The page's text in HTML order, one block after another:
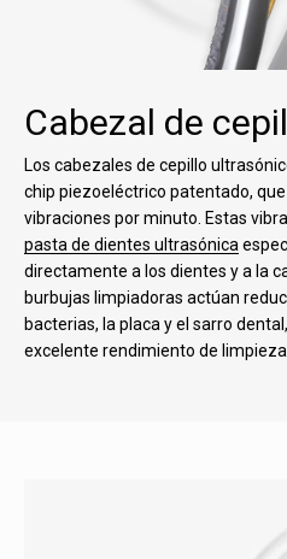
Cabezal de
Los cabezales de cepillo
chip piezoeléctrico patentado,
vibraciones por minuto. Estas
pasta de dientes ultrasónica
directamente a los dientes y a la
burbujas limpiadoras actúan
bacterias, la placa y el sarro
excelente rendimiento de limpieza.